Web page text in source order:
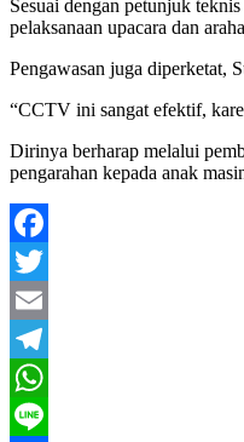
Sesuai dengan petunjuk
pelaksanaan upacara dan
Pengawasan juga diperketat,
“CCTV ini sangat efektif,
Dirinya berharap melalui
pengarahan kepada anak
Facebook
Twitter
Email
Telegram
WhatsApp